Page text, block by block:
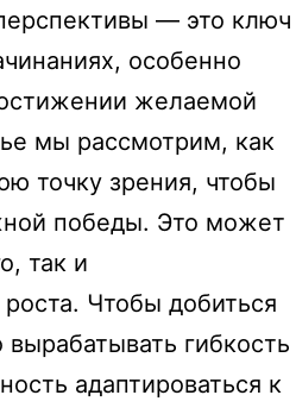
— это ключ
особенно
желаемой
мы рассмотрим, как
точку зрения, чтобы
победы. Это может
так и
Чтобы добиться
гибкость
адаптироваться к